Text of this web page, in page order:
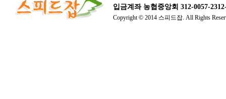
입금계좌 농협중앙회 312-0057-
Copyright © 2014 스피드잡. All Rights